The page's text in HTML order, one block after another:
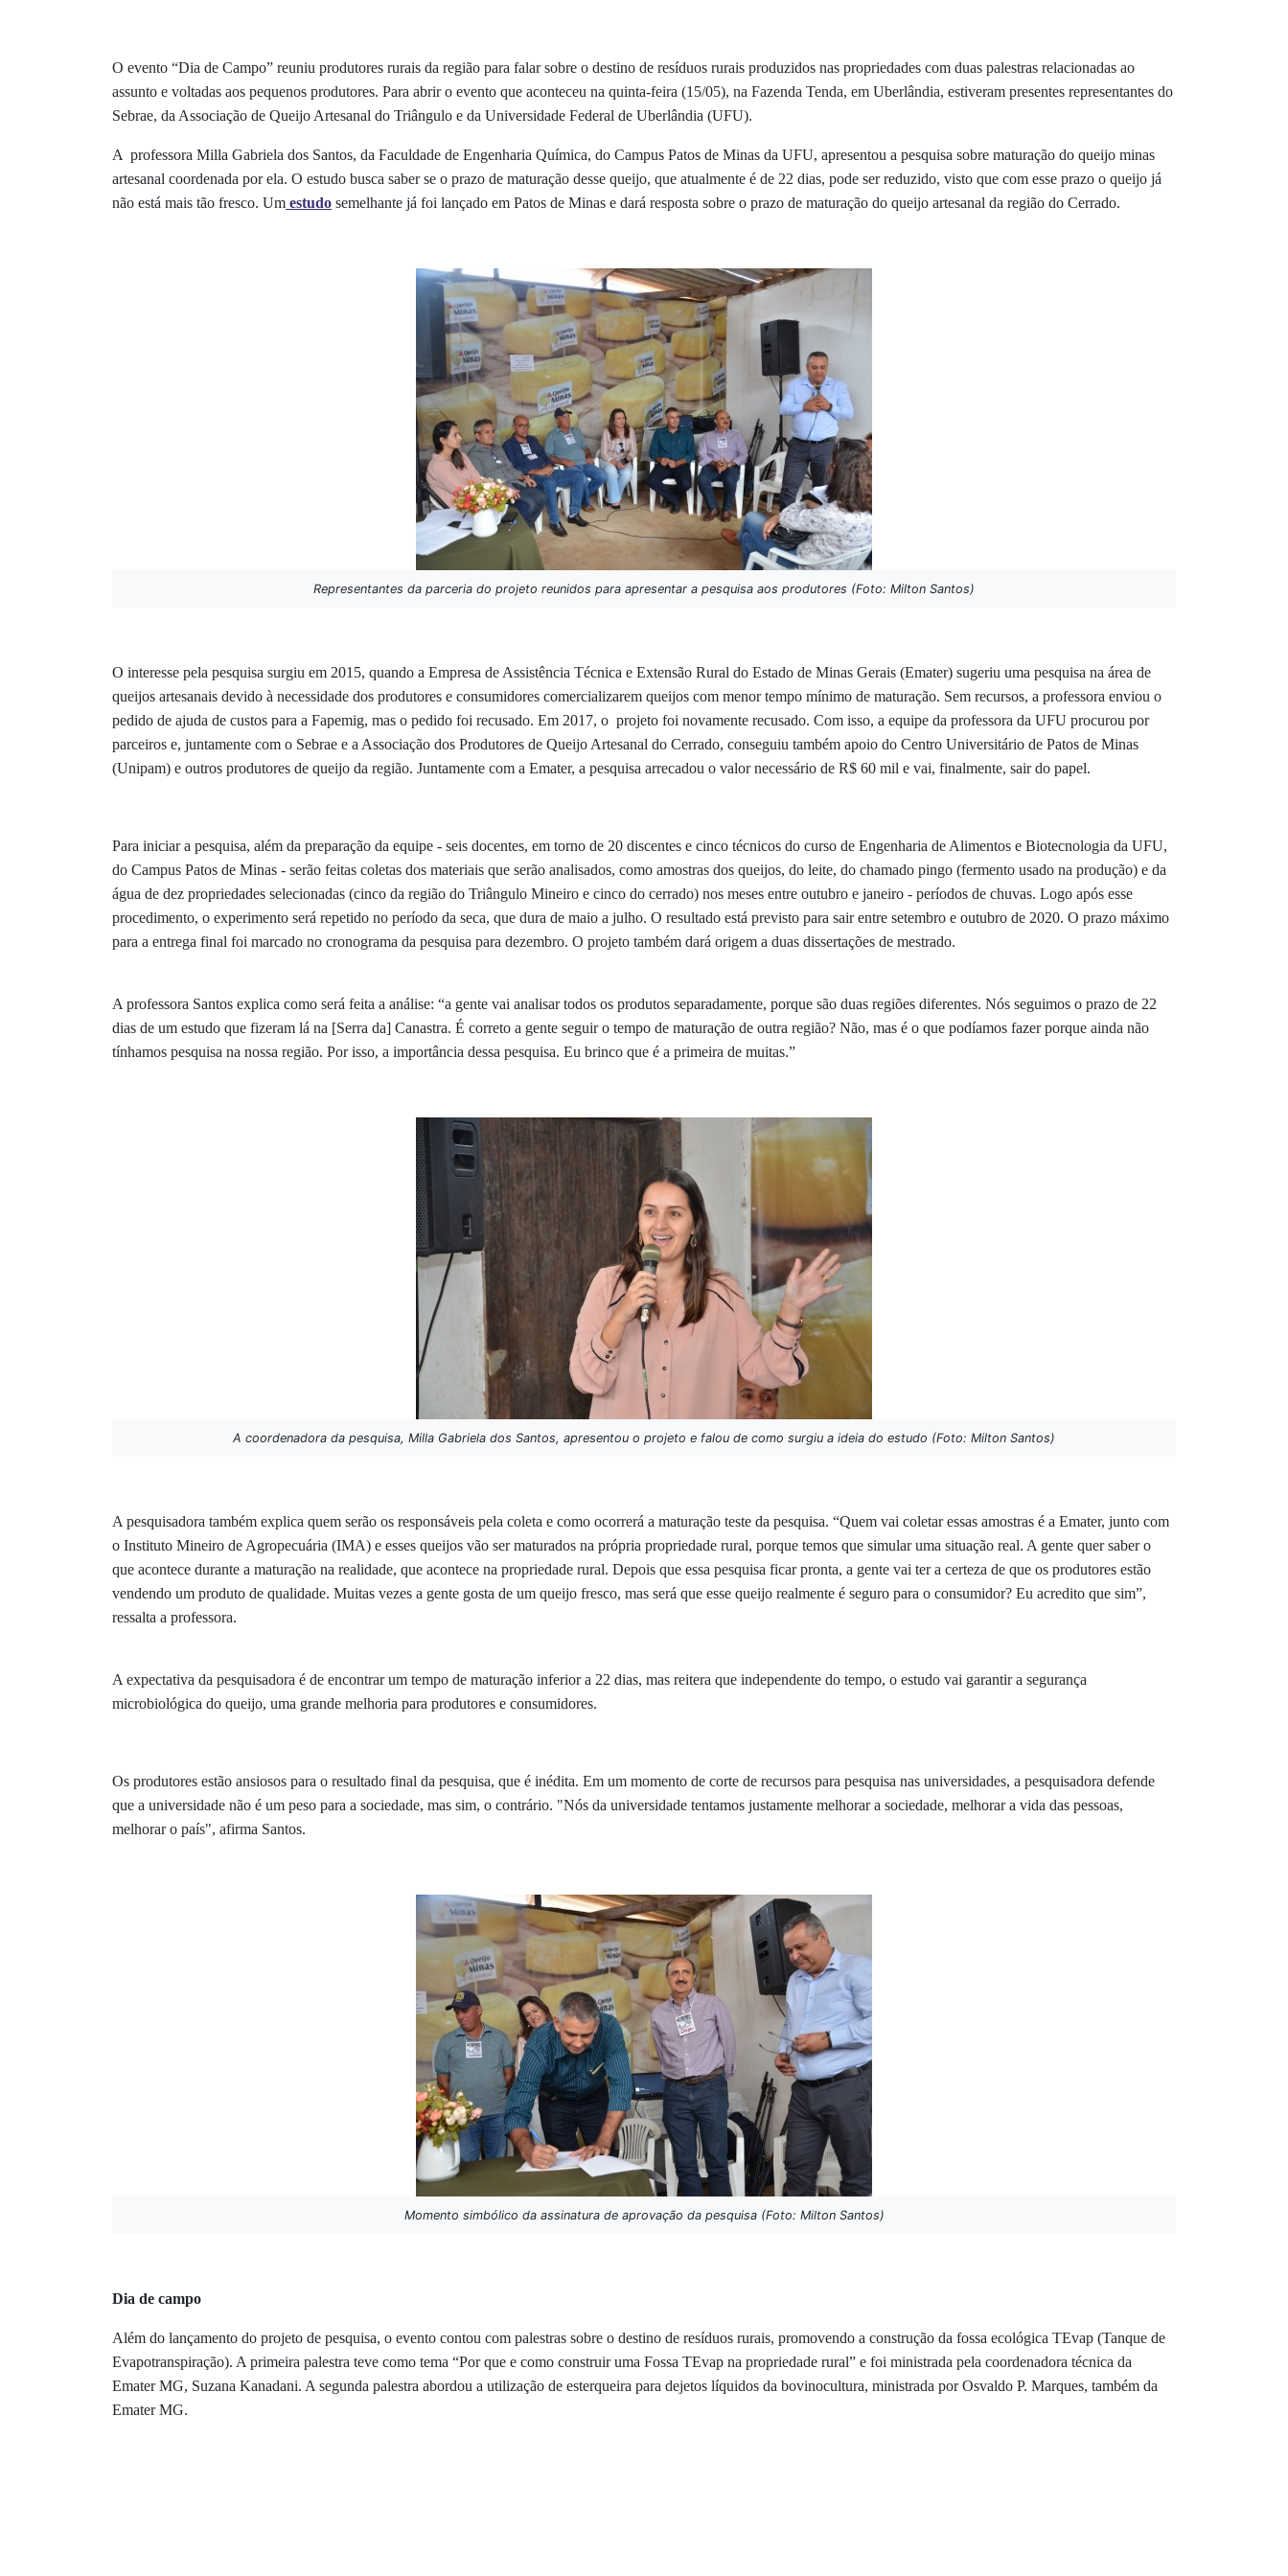
O evento “Dia de Campo” reuniu produtores rurais da região para falar sobre o destino de resíduos rurais produzidos nas propriedades com duas palestras relacionadas ao
assunto e voltadas aos pequenos produtores. Para abrir o evento que aconteceu na quinta-feira (15/05), na Fazenda Tenda, em Uberlândia, estiveram presentes representantes do
Sebrae, da Associação de Queijo Artesanal do Triângulo e da Universidade Federal de Uberlândia (UFU).
A professora Milla Gabriela dos Santos, da Faculdade de Engenharia Química, do Campus Patos de Minas da UFU, apresentou a pesquisa sobre maturação do queijo minas
artesanal coordenada por ela. O estudo busca saber se o prazo de maturação desse queijo, que atualmente é de 22 dias, pode ser reduzido, visto que com esse prazo o queijo já
não está mais tão fresco. Um estudo semelhante já foi lançado em Patos de Minas e dará resposta sobre o prazo de maturação do queijo artesanal da região do Cerrado.
Representantes da parceria do projeto reunidos para apresentar a pesquisa aos produtores (Foto: Milton Santos)
O interesse pela pesquisa surgiu em 2015, quando a Empresa de Assistência Técnica e Extensão Rural do Estado de Minas Gerais (Emater) sugeriu uma pesquisa na área de
queijos artesanais devido à necessidade dos produtores e consumidores comercializarem queijos com menor tempo mínimo de maturação. Sem recursos, a professora enviou o
pedido de ajuda de custos para a Fapemig, mas o pedido foi recusado. Em 2017, o projeto foi novamente recusado. Com isso, a equipe da professora da UFU procurou por
parceiros e, juntamente com o Sebrae e a Associação dos Produtores de Queijo Artesanal do Cerrado, conseguiu também apoio do Centro Universitário de Patos de Minas
(Unipam) e outros produtores de queijo da região. Juntamente com a Emater, a pesquisa arrecadou o valor necessário de R$ 60 mil e vai, finalmente, sair do papel.
Para iniciar a pesquisa, além da preparação da equipe - seis docentes, em torno de 20 discentes e cinco técnicos do curso de Engenharia de Alimentos e Biotecnologia da UFU,
do Campus Patos de Minas - serão feitas coletas dos materiais que serão analisados, como amostras dos queijos, do leite, do chamado pingo (fermento usado na produção) e da
água de dez propriedades selecionadas (cinco da região do Triângulo Mineiro e cinco do cerrado) nos meses entre outubro e janeiro - períodos de chuvas. Logo após esse
procedimento, o experimento será repetido no período da seca, que dura de maio a julho. O resultado está previsto para sair entre setembro e outubro de 2020. O prazo máximo
para a entrega final foi marcado no cronograma da pesquisa para dezembro. O projeto também dará origem a duas dissertações de mestrado.
A professora Santos explica como será feita a análise: “a gente vai analisar todos os produtos separadamente, porque são duas regiões diferentes. Nós seguimos o prazo de 22
dias de um estudo que fizeram lá na [Serra da] Canastra. É correto a gente seguir o tempo de maturação de outra região? Não, mas é o que podíamos fazer porque ainda não
tínhamos pesquisa na nossa região. Por isso, a importância dessa pesquisa. Eu brinco que é a primeira de muitas.”
A coordenadora da pesquisa, Milla Gabriela dos Santos, apresentou o projeto e falou de como surgiu a ideia do estudo (Foto: Milton Santos)
A pesquisadora também explica quem serão os responsáveis pela coleta e como ocorrerá a maturação teste da pesquisa. “Quem vai coletar essas amostras é a Emater, junto com
o Instituto Mineiro de Agropecuária (IMA) e esses queijos vão ser maturados na própria propriedade rural, porque temos que simular uma situação real. A gente quer saber o
que acontece durante a maturação na realidade, que acontece na propriedade rural. Depois que essa pesquisa ficar pronta, a gente vai ter a certeza de que os produtores estão
vendendo um produto de qualidade. Muitas vezes a gente gosta de um queijo fresco, mas será que esse queijo realmente é seguro para o consumidor? Eu acredito que sim”,
ressalta a professora.
A expectativa da pesquisadora é de encontrar um tempo de maturação inferior a 22 dias, mas reitera que independente do tempo, o estudo vai garantir a segurança
microbiológica do queijo, uma grande melhoria para produtores e consumidores.
Os produtores estão ansiosos para o resultado final da pesquisa, que é inédita. Em um momento de corte de recursos para pesquisa nas universidades, a pesquisadora defende
que a universidade não é um peso para a sociedade, mas sim, o contrário. "Nós da universidade tentamos justamente melhorar a sociedade, melhorar a vida das pessoas,
melhorar o país", afirma Santos.
Momento simbólico da assinatura de aprovação da pesquisa (Foto: Milton Santos)
Dia de campo
Além do lançamento do projeto de pesquisa, o evento contou com palestras sobre o destino de resíduos rurais, promovendo a construção da fossa ecológica TEvap (Tanque de
Evapotranspiração). A primeira palestra teve como tema “Por que e como construir uma Fossa TEvap na propriedade rural” e foi ministrada pela coordenadora técnica da
Emater MG, Suzana Kanadani. A segunda palestra abordou a utilização de esterqueira para dejetos líquidos da bovinocultura, ministrada por Osvaldo P. Marques, também da
Emater MG.